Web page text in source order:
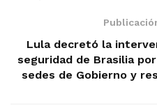
Lula decretó la
seguridad de Brasilia
sedes de Gobierno y